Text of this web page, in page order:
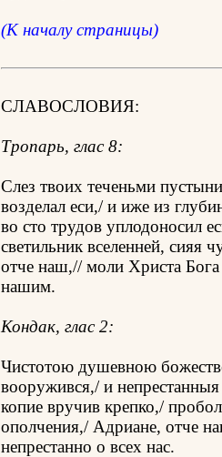
(К началу страницы)
СЛАВОСЛОВИЯ:
Тропарь, глас 8:
Слез твоих теченьми
возделал еси,/ и иже из
во сто трудов уплодоносил
светильник вселенней, сияя
отче наш,// моли Христа
нашим.
Кондак, глас 2:
Чистотою душевною
вооружився,/ и
копие вручив крепко,/
ополчения,/ Адриане, отче
непрестанно о всех нас.